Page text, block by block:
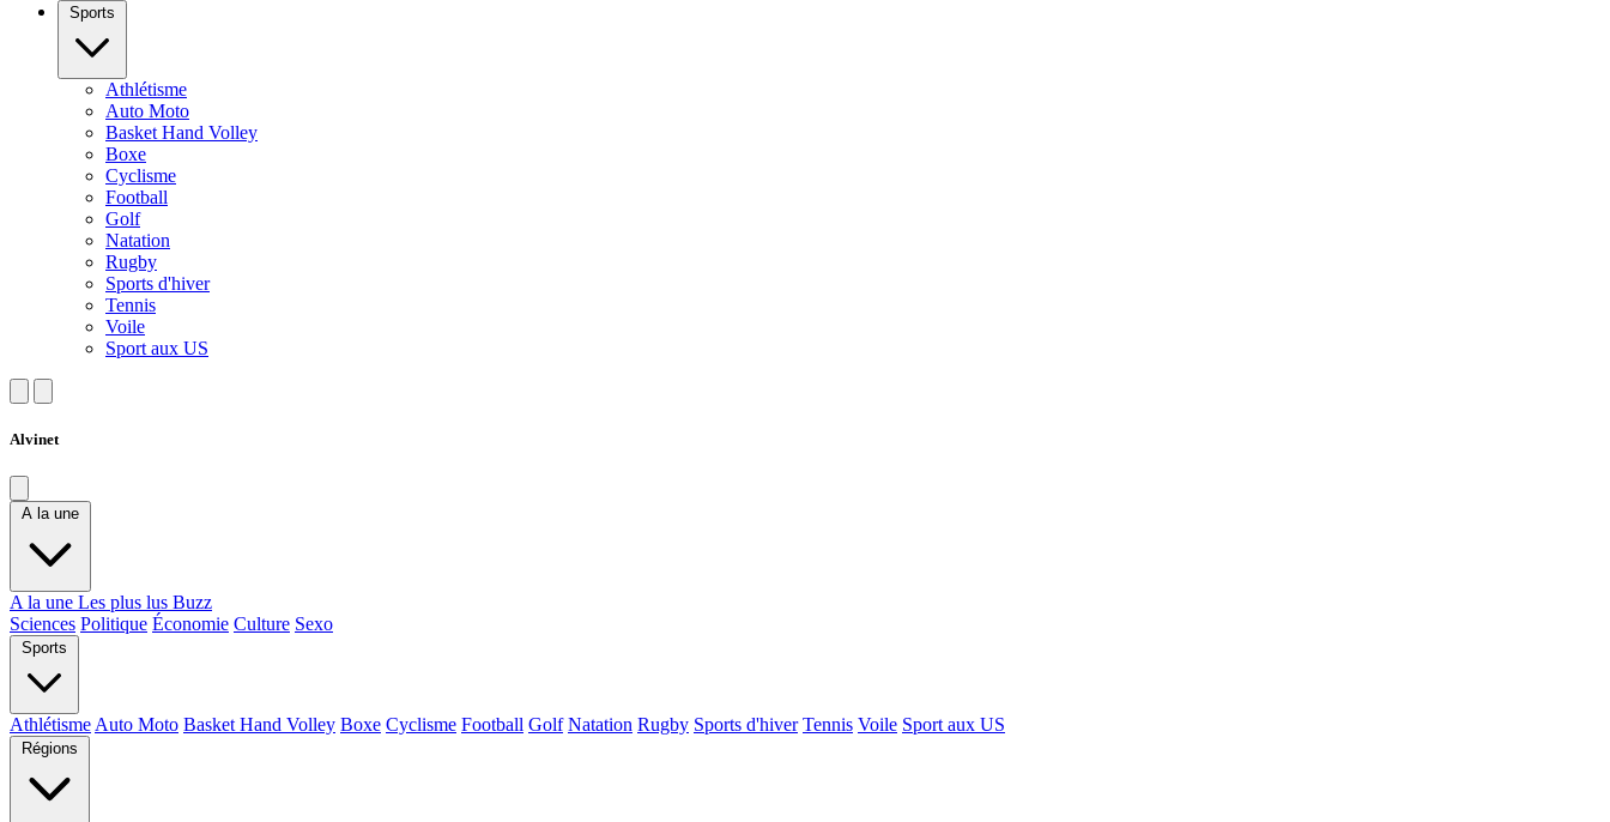
Sports
Athlétisme
Auto Moto
Basket Hand Volley
Boxe
Cyclisme
Football
Golf
Natation
Rugby
Sports d'hiver
Tennis
Voile
Sport aux US
Alvinet
A la une
A la une Les plus lus Buzz
Sciences Politique Économie Culture Sexo
Sports
Athlétisme Auto Moto Basket Hand Volley Boxe Cyclisme Football Golf Natation Rugby Sports d'hiver Tennis Voile Sport aux US
Régions